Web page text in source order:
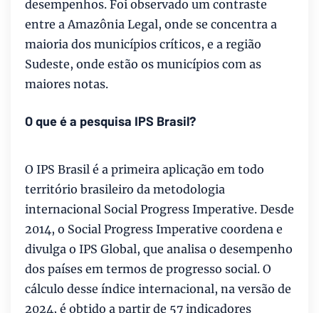
desempenhos. Foi observado um contraste
entre a Amazônia Legal, onde se concentra a
maioria dos municípios críticos, e a região
Sudeste, onde estão os municípios com as
maiores notas.
O que é a pesquisa IPS Brasil?
O IPS Brasil é a primeira aplicação em todo
território brasileiro da metodologia
internacional Social Progress Imperative. Desde
2014, o Social Progress Imperative coordena e
divulga o IPS Global, que analisa o desempenho
dos países em termos de progresso social. O
cálculo desse índice internacional, na versão de
2024, é obtido a partir de 57 indicadores